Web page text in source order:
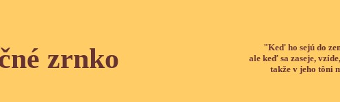
zrnko
"Keď ho sejú do
ale keď sa zaseje,
takže v jeho tôni